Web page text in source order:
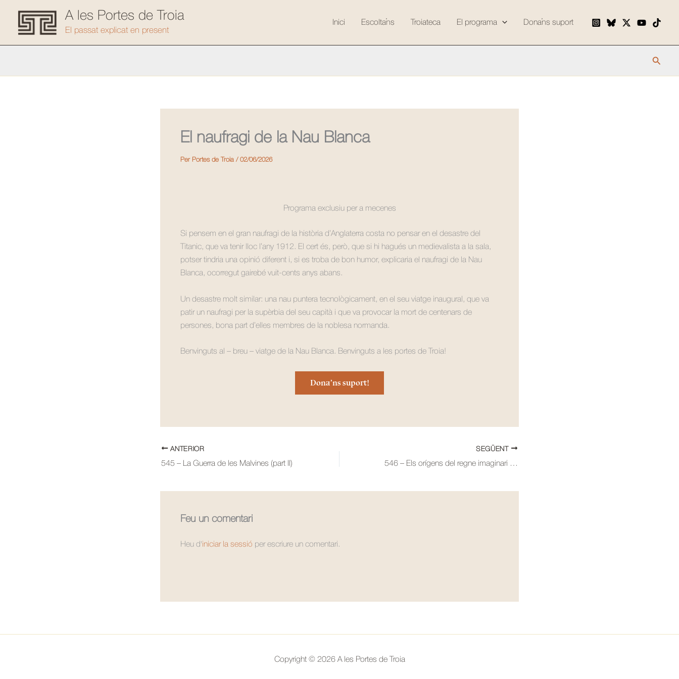
contingut
A les Portes de Troia
El passat explicat en present
Inici Escolta’ns Troiateca El programa Dona’ns suport
Cerca
El naufragi de la Nau Blanca
Per Portes de Troia / 02/06/2026
Programa exclusiu per a mecenes
Si pensem en el gran naufragi de la història d’Anglaterra costa no pensar en el desastre del
Titanic, que va tenir lloc l’any 1912. El cert és, però, que si hi hagués un medievalista a la sala,
potser tindria una opinió diferent i, si es troba de bon humor, explicaria el naufragi de la Nau
Blanca, ocorregut gairebé vuit-cents anys abans.
Un desastre molt similar: una nau puntera tecnològicament, en el seu viatge inaugural, que va
patir un naufragi per la supèrbia del seu capità i que va provocar la mort de centenars de
persones, bona part d’elles membres de la noblesa normanda.
Benvinguts al – breu – viatge de la Nau Blanca. Benvinguts a les portes de Troia!
Dona’ns suport!
ANTERIOR
545 – La Guerra de les Malvines (part II)
SEGÜENT
546 – Els orígens del regne imaginari del Preste Joan
Feu un comentari
Heu d'iniciar la sessió per escriure un comentari.
Copyright © 2026 A les Portes de Troia